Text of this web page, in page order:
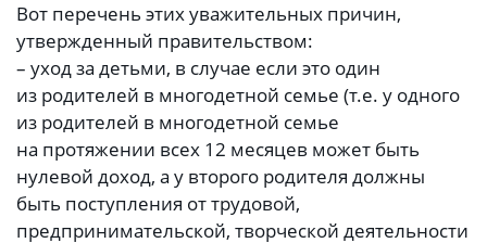
Вот перечень этих уважительных причин,
утвержденный правительством:
– уход за детьми, в случае если это один
из родителей в многодетной семье (т.е. у одного
из родителей в многодетной семье
на протяжении всех 12 месяцев может быть
нулевой доход, а у второго родителя должны
быть поступления от трудовой,
предпринимательской, творческой деятельности